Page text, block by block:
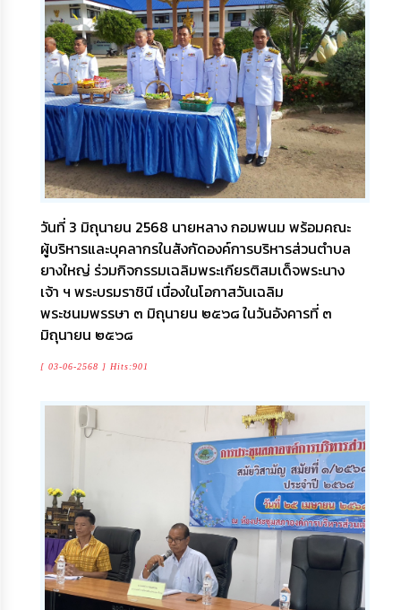
วันที่ 3 มิถุนายน 2568 นายหลาง กอมพนม พร้อมคณะ
ผู้บริหารและบุคลากรในสังกัดองค์การบริหารส่วนตำบล
ยางใหญ่ ร่วมกิจกรรมเฉลิมพระเกียรติสมเด็จพระนาง
เจ้า ฯ พระบรมราชินี เนื่องในโอกาสวันเฉลิม
พระชนมพรรษา ๓ มิถุนายน ๒๕๖๘ ในวันอังคารที่ ๓
มิถุนายน ๒๕๖๘
[ 03-06-2568 ] Hits:901